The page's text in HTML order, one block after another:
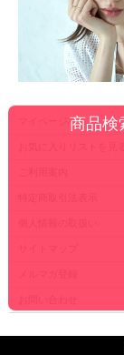
マイページへ